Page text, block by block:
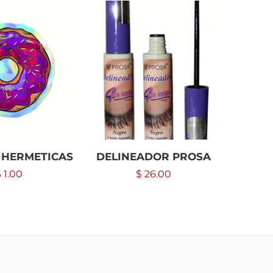
1.00
DELINEADOR PROSA
$ 26.00